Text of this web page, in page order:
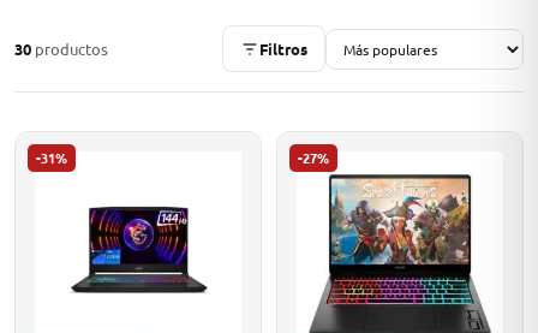
ASUS
30 productos Filtros
-31% -27%